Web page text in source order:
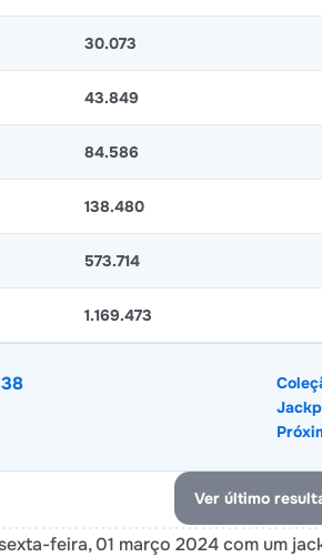
30.073
43.849
84.586
138.480
573.714
1.169.473
Ver último
feira, 01 março 2024 com um